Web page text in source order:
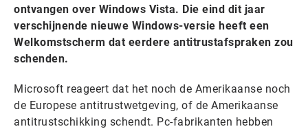
ontvangen over Windows Vista. Die eind dit jaar
verschijnende nieuwe Windows-versie heeft een
Welkomstscherm dat eerdere antitrustafspraken zou
schenden.
Microsoft reageert dat het noch de Amerikaanse noch
de Europese antitrustwetgeving, of de Amerikaanse
antitrustschikking schendt. Pc-fabrikanten hebben